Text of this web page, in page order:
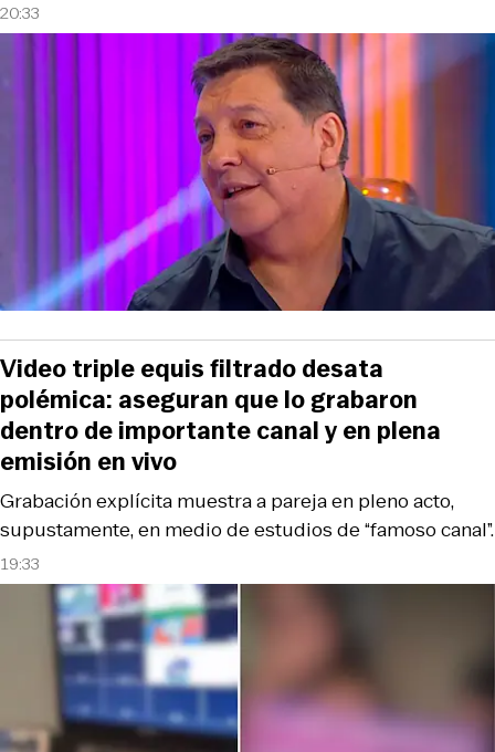
20:33
19:33
Grabación explícita muestra a pareja en pleno acto,
supustamente, en medio de estudios de “famoso canal”.
Video triple equis filtrado desata
polémica: aseguran que lo grabaron
dentro de importante canal y en plena
emisión en vivo